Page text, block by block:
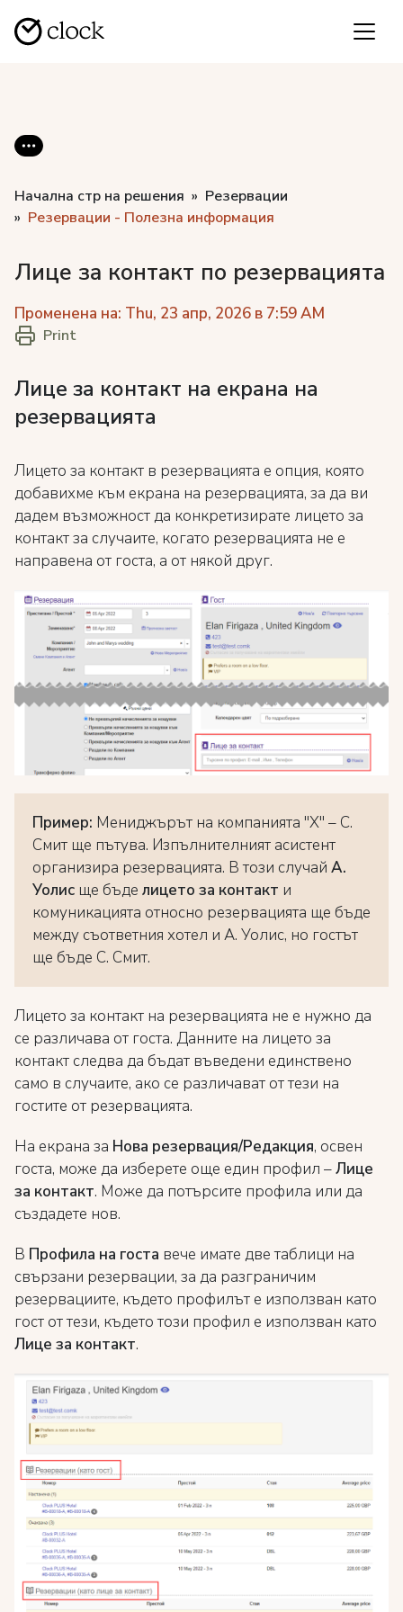
Начална стр на решения
Резервации
Резервации - Полезна информация
Лице за контакт по резервацията
Променена на: Thu, 23 апр, 2026 в 7:59 AM
Print
Лице за контакт на екрана на
резервацията
Лицето за контакт в резервацията е опция, която
добавихме към екрана на резервацията, за да ви
дадем възможност да конкретизирате лицето за
контакт за случаите, когато резервацията не е
направена от госта, а от някой друг.
Пример: Мениджърът на компанията "X" – С.
Смит ще пътува. Изпълнителният асистент
организира резервацията. В този случай А.
Уолис ще бъде лицето за контакт и
комуникацията относно резервацията ще бъде
между съответния хотел и А. Уолис, но гостът
ще бъде С. Смит.
Лицето за контакт на резервацията не е нужно да
се различава от госта. Данните на лицето за
контакт следва да бъдат въведени единствено
само в случаите, ако се различават от тези на
гостите от резервацията.
На екрана за Нова резервация/Редакция, освен
госта, може да изберете още един профил –Лице
за контакт. Може да потърсите профила или да
създадете нов.
В Профила на госта вече имате две таблици на
свързани резервации, за да разграничим
резервациите, където профилът е използван като
гост от тези, където този профил е използван като
Лице за контакт.